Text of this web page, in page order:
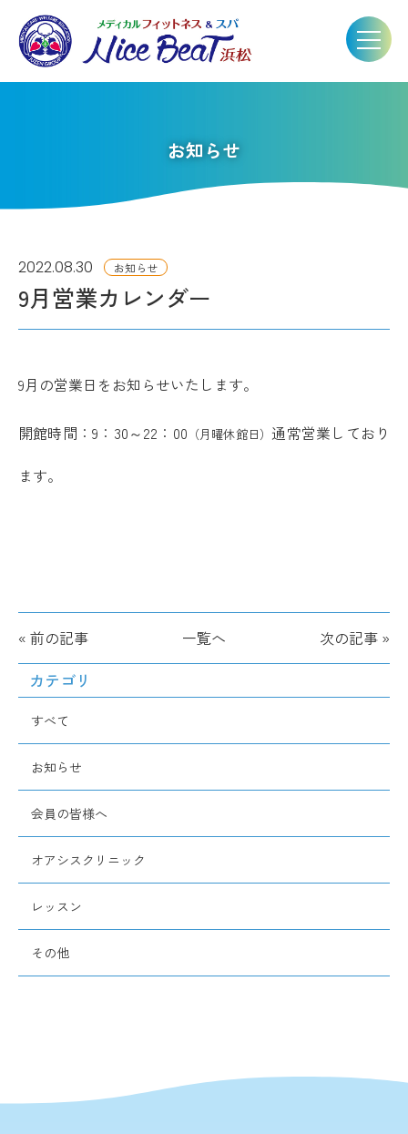
お知らせ
2022.08.30 お知らせ
9月営業カレンダー
9月の営業日をお知らせいたします。
開館時間：9：30～22：00 （月曜休館日）通常営業しており
ます。
« 前の記事 一覧へ 次の記事 »
カテゴリ
すべて
お知らせ
会員の皆様へ
オアシスクリニック
レッスン
その他